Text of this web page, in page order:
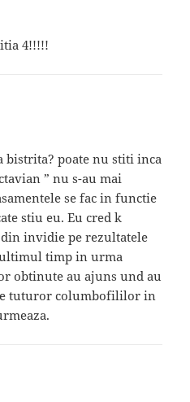
4!!!!!
bistrita? poate nu stiti inca
” nu s-au mai
se fac in functie
stiu eu. Eu cred k
invidie pe rezultatele
timp in urma
obtinute au ajuns und au
tuturor columbofililor in